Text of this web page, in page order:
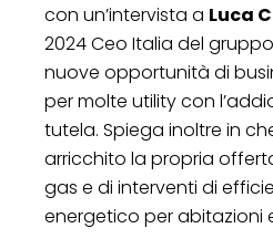
con un’intervista a Luca
2024 Ceo Italia del
nuove opportunità di
per molte utility con
tutela. Spiega inoltre in
arricchito la propria
gas e di interventi di
energetico per abitazioni